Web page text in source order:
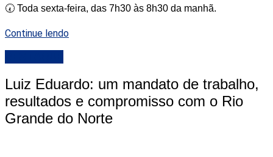
🕢 Toda sexta-feira, das 7h30 às 8h30 da manhã.
Continue lendo
Luiz Eduardo: um mandato de trabalho,
resultados e compromisso com o Rio
Grande do Norte